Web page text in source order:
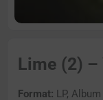
Lime (2) –
Format: LP, Album